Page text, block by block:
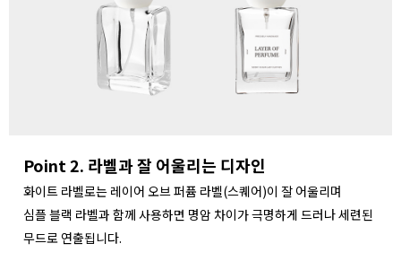
Point 2. 라벨과 잘 어울리는 디자인
화이트 라벨로는 레이어 오브 퍼퓸 라벨(스퀘어)이 잘 어울리며
심플 블랙 라벨과 함께 사용하면 명암 차이가 극명하게 드러나 세련된
무드로 연출됩니다.